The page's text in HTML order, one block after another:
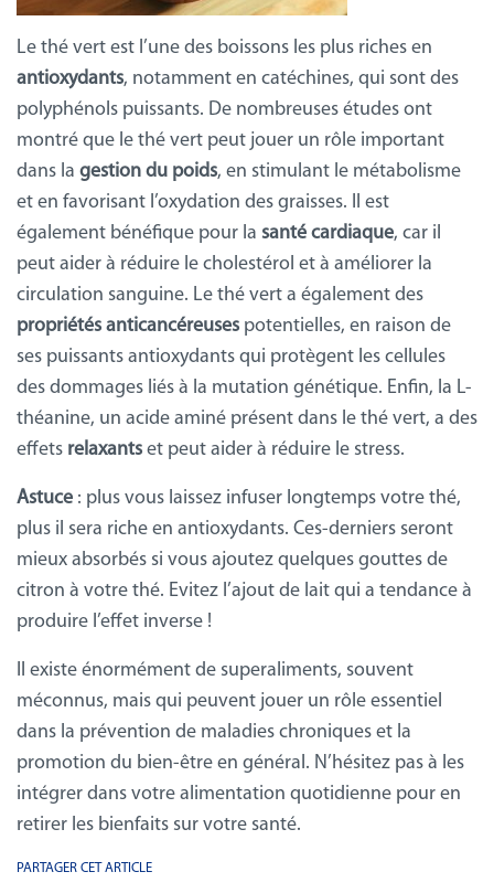
Le thé vert est l’une des boissons les plus riches en
antioxydants, notamment en catéchines, qui sont des
polyphénols puissants. De nombreuses études ont
montré que le thé vert peut jouer un rôle important
dans la gestion du poids, en stimulant le métabolisme
et en favorisant l’oxydation des graisses. Il est
également bénéfique pour la santé cardiaque, car il
peut aider à réduire le cholestérol et à améliorer la
circulation sanguine. Le thé vert a également des
propriétés anticancéreuses potentielles, en raison de
ses puissants antioxydants qui protègent les cellules
des dommages liés à la mutation génétique. Enfin, la L-
théanine, un acide aminé présent dans le thé vert, a des
effets relaxants et peut aider à réduire le stress.
Astuce : plus vous laissez infuser longtemps votre thé,
plus il sera riche en antioxydants. Ces-derniers seront
mieux absorbés si vous ajoutez quelques gouttes de
citron à votre thé. Evitez l’ajout de lait qui a tendance à
produire l’effet inverse !
Il existe énormément de superaliments, souvent
méconnus, mais qui peuvent jouer un rôle essentiel
dans la prévention de maladies chroniques et la
promotion du bien-être en général. N’hésitez pas à les
intégrer dans votre alimentation quotidienne pour en
retirer les bienfaits sur votre santé.
PARTAGER CET ARTICLE